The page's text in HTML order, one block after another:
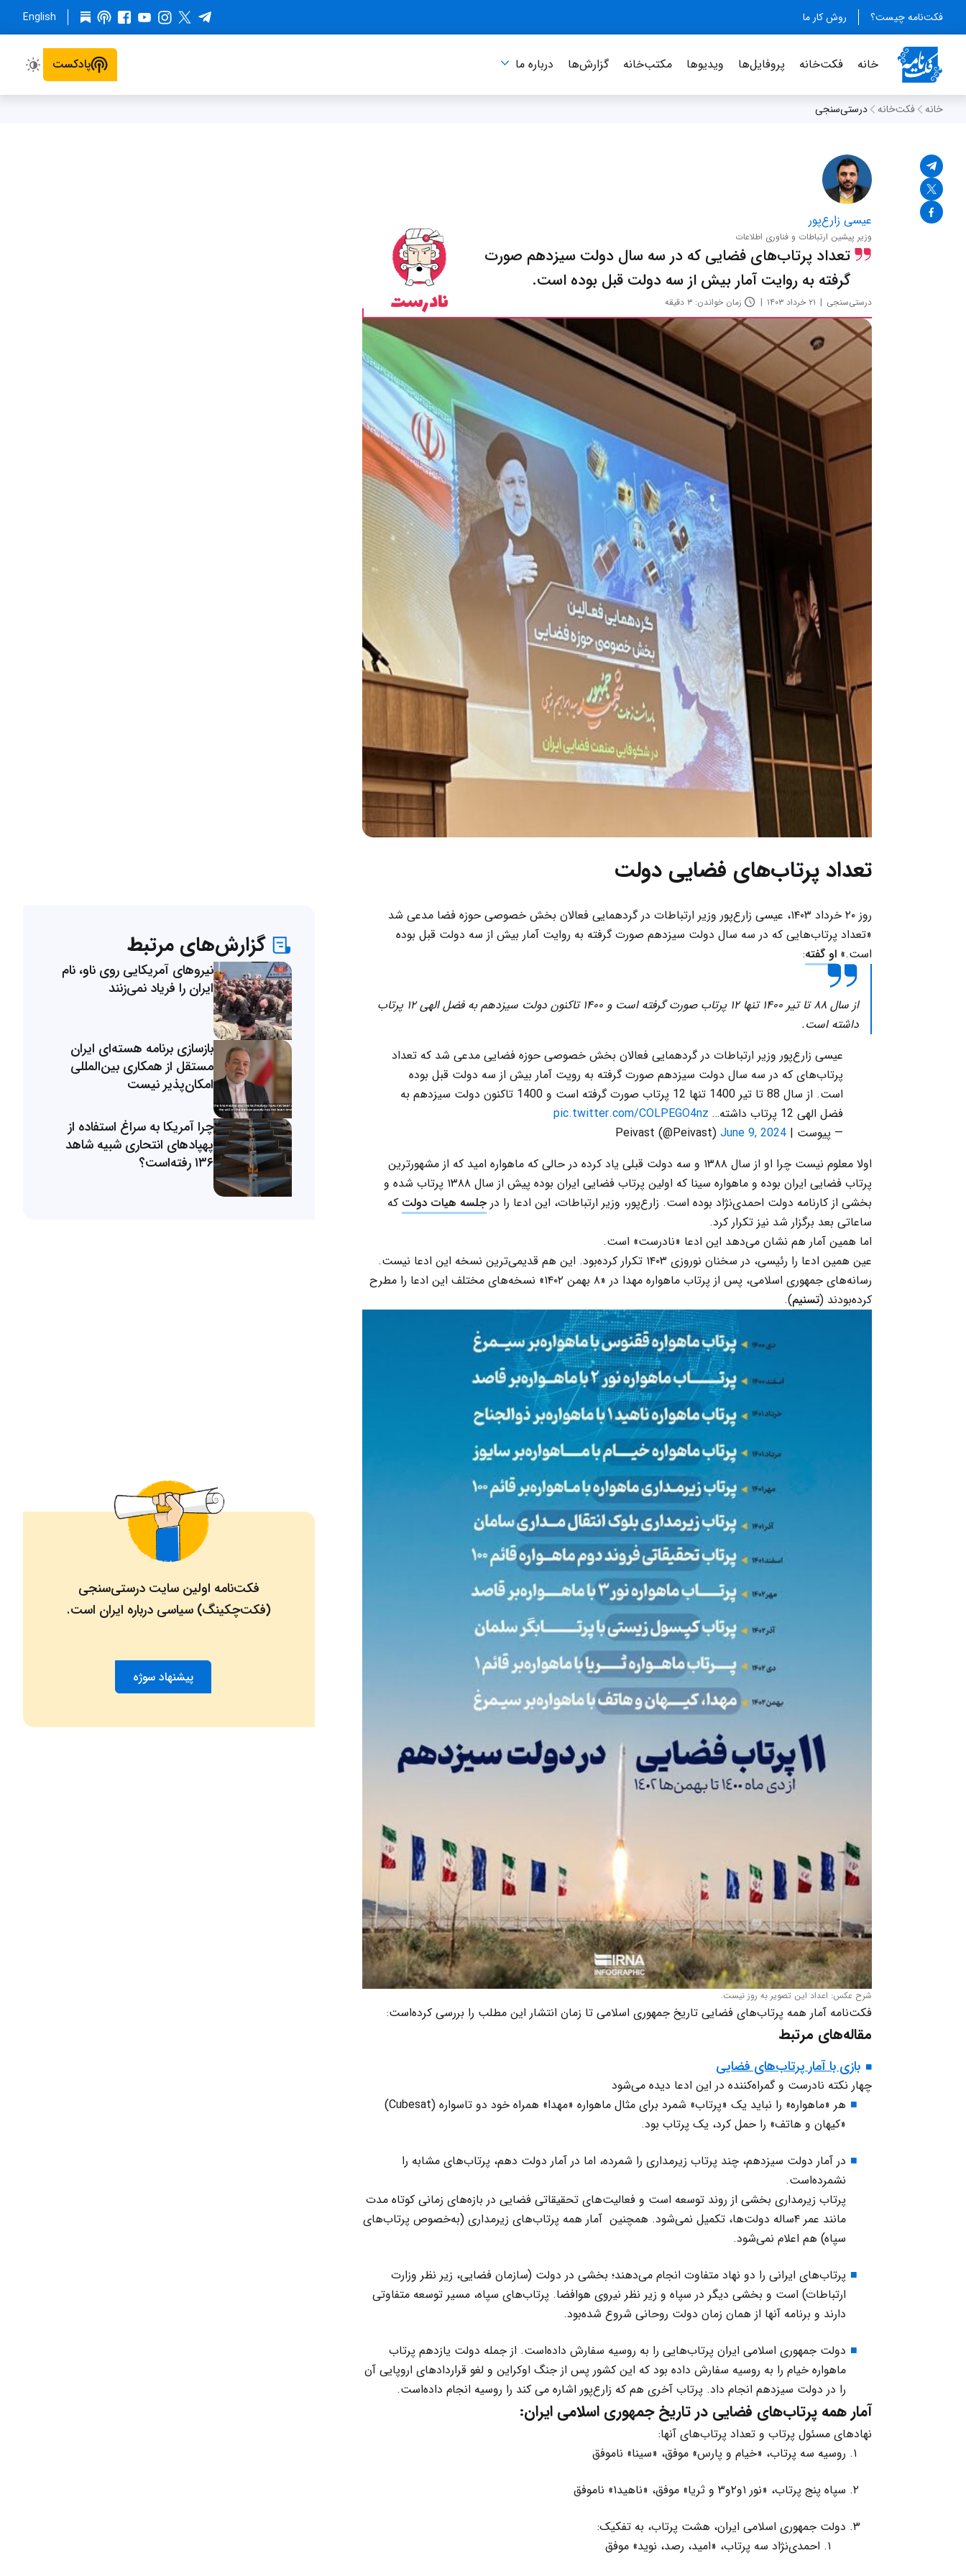
فکت‌نامه چیست؟ روش کار ما English
خانه فکت‌خانه پروفایل‌ها ویدیو‌ها مکتب‌خانه گزارش‌ها درباره‌ ما پادکست
خانه فکت‌خانه درستی‌سنجی
عیسی زارع‌پور
وزیر پیشین ارتباطات و فناوری اطلاعات
تعداد پرتاب‌‌های فضایی که در سه سال دولت سیزدهم صورت
گرفته به روایت آمار بیش از سه دولت قبل بوده است.
درستی‌سنجی ۲۱ خرداد ۱۴۰۳ زمان خواندن: ۳ دقیقه نادرست
تعداد پرتاب‌های فضایی دولت
روز ۲۰ خرداد ۱۴۰۳، عیسی زارع‌پور وزیر ارتباطات در گردهمایی فعالان بخش خصوصی حوزه فضا مدعی شد
«تعداد پرتاب‌‌هایی که در سه سال دولت سیزدهم صورت گرفته به روایت آمار بیش از سه دولت قبل بوده
است.»او گفته:
از سال ۸۸ تا تیر ۱۴۰۰ تنها ۱۲ پرتاب صورت گرفته است و ۱۴۰۰ تاکنون دولت سیزدهم به فضل الهی ۱۲ پرتاب
داشته است.
عیسی زارع‌پور وزیر ارتباطات در گردهمایی فعالان بخش خصوصی حوزه فضایی مدعی شد که تعداد
پرتاب‌‌های که در سه سال دولت سیزدهم صورت گرفته به رویت آمار بیش از سه دولت قبل بوده
است. از سال 88 تا تیر 1400 تنها 12 پرتاب صورت گرفته است و 1400 تاکنون دولت سیزدهم به
فضل الهی 12 پرتاب داشته…
pic.twitter.com/COLPEGO4nz
— پیوست | Peivast (@Peivast)June 9, 2024
اولا معلوم نیست چرا او از سال ۱۳۸۸ و سه دولت قبلی یاد کرده در حالی که ماهواره امید که از مشهورترین
پرتاب فضایی ایران بوده و ماهواره سینا که اولین پرتاب فضایی ایران بوده پیش از سال ۱۳۸۸ پرتاب شده و
بخشی از کارنامه دولت احمدی‌نژاد بوده است. زارع‌پور، وزیر ارتباطات، این ادعا را درجلسه هیات دولت که
ساعاتی بعد برگزار شد نیز تکرار کرد.
اما همین آمار هم نشان می‌دهد این ادعا «نادرست» است.
عین همین ادعا را رئیسی، در سخنان نوروزی ۱۴۰۳ تکرار کرده‌بود. این هم قدیمی‌ترین نسخه این ادعا نیست.
رسانه‌های جمهوری اسلامی، پس از پرتاب ماهواره مهدا در «۸ بهمن ۱۴۰۲» نسخه‌های مختلف این ادعا را مطرح
کرده‌بودند (تسنیم).
شرح عکس: اعداد این تصویر به روز نیست.
فکت‌نامه آمار همه پرتاب‌های فضایی تاریخ جمهوری اسلامی تا زمان انتشار این مطلب را بررسی کرده‌است:
مقاله‌های مرتبط
بازی با آمار پرتاب‌های فضایی
چهار نکته نادرست و گمراه‌کننده در این ادعا دیده می‌شود
هر «ماهواره» را نباید یک «پرتاب» شمرد برای مثال ماهواره «مهدا» همراه خود دو تاسواره (Cubesat)
«کیهان و هاتف» را حمل کرد، یک پرتاب بود.
در آمار دولت سیزدهم، چند پرتاب زیرمداری را شمرده، اما در آمار دولت دهم، پرتاب‌های مشابه را
نشمرده‌است.
پرتاب زیرمداری بخشی از روند توسعه است و فعالیت‌های تحقیقاتی فضایی در بازه‌های زمانی کوتاه مدت
مانند عمر ۴ساله دولت‌ها، تکمیل نمی‌شود. همچنین آمار همه پرتاب‌های زیرمداری (به‌خصوص پرتاب‌های
سپاه) هم اعلام نمی‌شود.
پرتاب‌های ایرانی را دو نهاد متفاوت انجام می‌دهند؛ بخشی در دولت (سازمان فضایی، زیر نظر وزارت
ارتباطات) است و بخشی دیگر در سپاه و زیر نظر نیروی هوافضا. پرتاب‌های سپاه، مسیر توسعه متفاوتی
دارند و برنامه آنها از همان زمان دولت روحانی شروع شده‌بود.
دولت جمهوری اسلامی ایران پرتاب‌هایی را به روسیه سفارش داده‌است. از جمله دولت یازدهم پرتاب
ماهواره خیام را به روسیه سفارش داده بود که این کشور پس از جنگ اوکراین و لغو قراردادهای اروپایی آن
را در دولت سیزدهم انجام داد. پرتاب آخری هم که زارع‌پور اشاره می کند را روسیه انجام داده‌است.
آمار همه پرتاب‌های فضایی در تاریخ جمهوری اسلامی ایران:
نهادهای مسئول پرتاب و تعداد پرتاب‌های آنها:
روسیه سه پرتاب، «خیام و پارس» موفق، «سینا» ناموفق
سپاه پنج پرتاب، «نور ۱و۲و۳ و ثریا» موفق، «ناهید۱» ناموفق
دولت جمهوری اسلامی ایران، هشت پرتاب، به تفکیک:
احمدی‌نژاد سه پرتاب، «امید، رصد، نوید» موفق
گزارش‌های مرتبط
نیروهای آمریکایی روی ناو، نام
ایران را فریاد نمی‌زنند
بازسازی برنامه هسته‌ای ایران
مستقل از همکاری بین‌المللی
امکان‌پذیر نیست
چرا آمریکا به سراغ استفاده از
پهپادهای انتحاری شبیه شاهد
۱۳۶ رفته‌است؟
فکت‌نامه اولین سایت درستی‌سنجی
(فکت‌چکینگ) سیاسی درباره ایران است.
پیشنهاد سوژه